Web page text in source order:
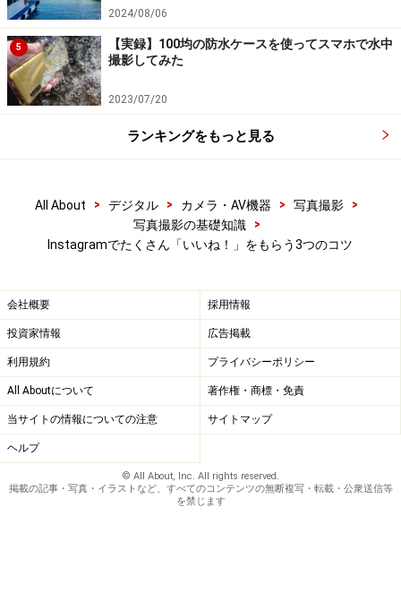
2024/08/06
5
【実録】100均の防水ケースを使ってスマホで水中
撮影してみた
2023/07/20
ランキングをもっと見る
All About > デジタル > カメラ・AV機器 > 写真撮影
>
写真撮影の基礎知識
>
Instagramでたくさん「いいね！」をもらう3つのコツ
会社概要 採用情報
投資家情報 広告掲載
利用規約 プライバシーポリシー
All Aboutについて 著作権・商標・免責
当サイトの情報についての注意 サイトマップ
ヘルプ
© All About, Inc. All rights reserved.
掲載の記事・写真・イラストなど、すべてのコンテンツの無断複写・転載・公衆送信等
を禁じます